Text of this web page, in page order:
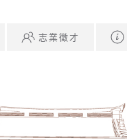
志業徵才